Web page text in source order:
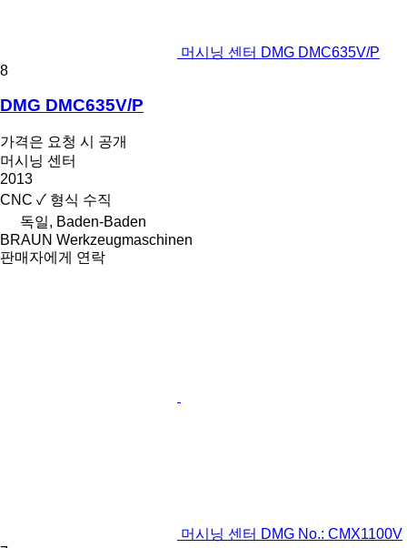
머시닝 센터 DMG DMC635V/P
8
DMG DMC635V/P
가격은 요청 시 공개
머시닝 센터
2013
CNC ✓ 형식 수직
독일, Baden-Baden
BRAUN Werkzeugmaschinen
판매자에게 연락
머시닝 센터 DMG No.: CMX1100V